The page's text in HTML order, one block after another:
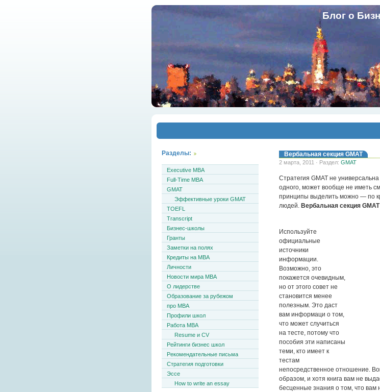
Блог о
Вербальная секция GMAT
2 марта, 2011 · Раздел: GMAT
Стратегия GMAT не
одного, может вообще не иметь
принципы выделить можно — по
людей. Вербальная секция GMAT
Используйте
официальные
источники
информации.
Возможно, это
покажется очевидным,
но от этого совет не
становится менее
полезным. Это даст
вам информаци о том,
что может случиться
на тесте, потому что
пособия эти написаны
теми, кто имеет к
тестам
непосредственное отношение.
образом, и хотя книга вам не
бесценные знания о том, что вам
Разделы:
Executive MBA
Full-Time MBA
GMAT
Эффективные уроки GMAT
TOEFL
Transcript
Бизнес-школы
Гранты
Заметки на полях
Кредиты на MBA
Личности
Новости мира MBA
О лидерстве
Образование за рубежом
про MBA
Профили школ
Работа MBA
Resume и CV
Рейтинги бизнес школ
Рекомендательные письма
Стратегия подготовки
Эссе
How to write an essay